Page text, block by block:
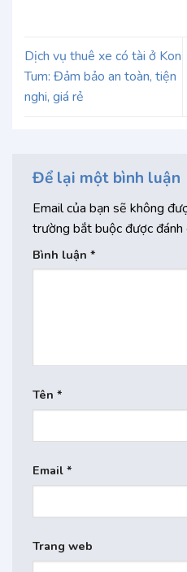
Dịch vụ thuê xe có tài ở Kon
Tum: Đảm bảo an toàn, tiện
nghi, giá rẻ
Để lại một bình luận
Email của bạn sẽ không
trường bắt buộc được đánh
Bình luận *
Tên *
Email *
Trang web